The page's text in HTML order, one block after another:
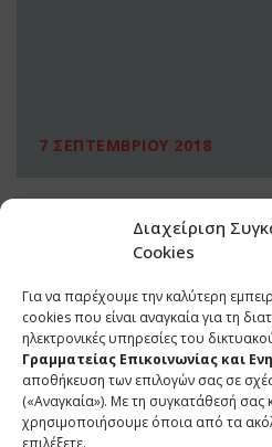
Διαχείριση
Cookies
Για να παρέχουμε την καλύτερη
cookies που είναι αναγκαία για τη
ηλεκτρονικές υπηρεσίες του
Γραμματείας Επικοινωνίας και
αποθήκευση των επιλογών σας σε
(«Αναγκαία»). Με τη συγκατάθεσή σας
χρησιμοποιήσουμε όποια από τα
επιλέξετε.
7 ΣΕΠΤΕΜΒΡΙΟΥ 2018
ΕΠΙΚΟΙΝΩΝΙΑ